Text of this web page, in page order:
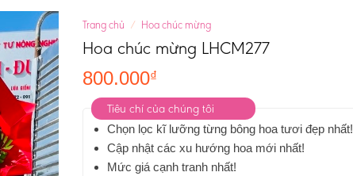
Trang chủ / Hoa chúc mừng
Hoa chúc mừng LHCM277
800.000₫
Tiêu chí của chúng tôi
Chọn lọc kĩ lưỡng từng bông hoa tươi đẹp nhất!
Cập nhật các xu hướng hoa mới nhất!
Mức giá cạnh tranh nhất!